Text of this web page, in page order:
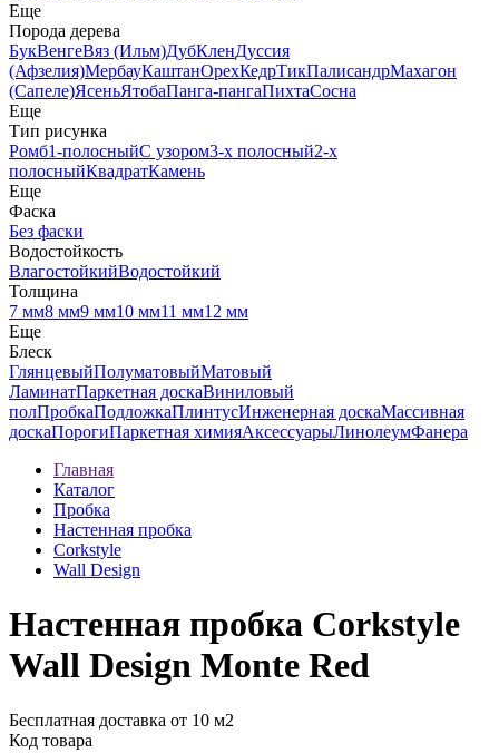
Еще
Порода дерева
БукВенгеВяз (Ильм)ДубКленДуссия
(Афзелия)МербауКаштанОрехКедрТикПалисандрМахагон
(Сапеле)ЯсеньЯтобаПанга-пангаПихтаСосна
Еще
Тип рисунка
Ромб1-полосныйС узором3-х полосный2-х
полосныйКвадратКамень
Еще
Фаска
Без фаски
Водостойкость
ВлагостойкийВодостойкий
Толщина
7 мм8 мм9 мм10 мм11 мм12 мм
Еще
Блеск
ГлянцевыйПолуматовыйМатовый
ЛаминатПаркетная доскаВиниловый
полПробкаПодложкаПлинтусИнженерная доскаМассивная
доскаПорогиПаркетная химияАксессуарыЛинолеумФанера
Главная
Каталог
Пробка
Настенная пробка
Corkstyle
Wall Design
Настенная пробка Corkstyle
Wall Design Monte Red
Бесплатная доставка от 10 м2
Код товара